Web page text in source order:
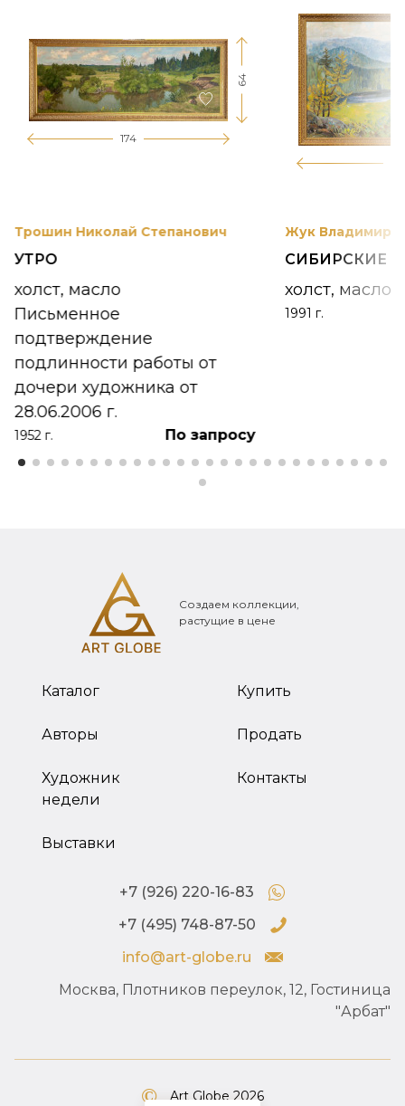
174
64
Трошин Николай Степанович
УТРО
холст, масло
Письменное
подтверждение
подлинности работы от
дочери художника от
28.06.2006 г.
1952 г. По запросу
Жук Владимир
СИБИРСКИЕ
холст, масло
1991 г.
Создаем коллекции,
растущие в цене
Каталог
Авторы
Художник
недели
Выставки
Купить
Продать
Контакты
+7 (926) 220-16-83
+7 (495) 748-87-50
info@art-globe.ru
Москва, Плотников переулок, 12, Гостиница
"Арбат"
Art Globe 2026